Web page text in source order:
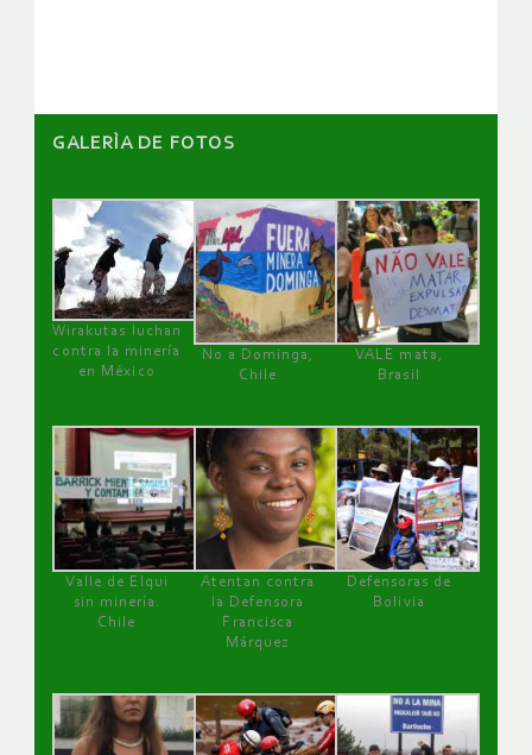
GALERÌA DE FOTOS
Wirakutas luchan
contra la minería
en México
No a Dominga,
Chile
VALE mata,
Brasil
Valle de Elqui
sin minería.
Chile
Atentan contra
la Defensora
Francisca
Márquez
Defensoras de
Bolivia